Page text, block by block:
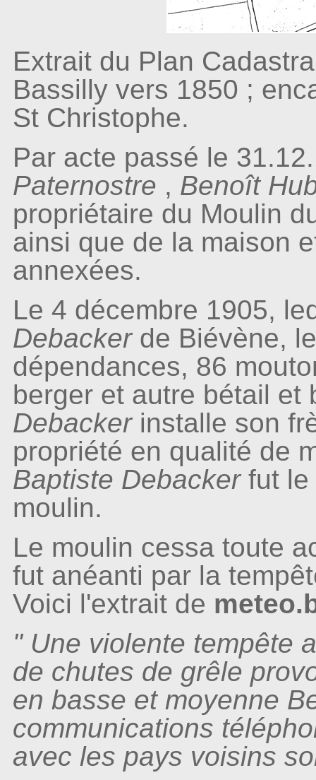
Extrait du Plan
Bassilly vers 1850 ;
St Christophe.
Par acte passé le
Paternostre , Benoît
propriétaire du Moulin
ainsi que de la maison
annexées.
Le 4 décembre 1905,
Debacker de Biévène,
dépendances, 86
berger et autre bétail et
Debacker installe son
propriété en qualité de
Baptiste Debacker fut le
moulin.
Le moulin cessa toute
fut anéanti par la
Voici l'extrait de
" Une violente tempête
de chutes de grêle
en basse et moyenne
communications
avec les pays voisins